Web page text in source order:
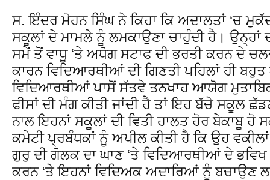
ਸ. ਇੰਦਰ ਮੋਹਨ ਸਿੰਘ ਨੇ ਕਿਹਾ ਕਿ ਅਦਾਲਤਾਂ ‘ਚ
ਸਕੂਲਾਂ ਦੇ ਮਾਮਲੇ ਨੂੰ ਲਮਕਾਉਣਾ ਚਾਹੁੰਦੀ ਹੈ। ਉਨ੍ਹਾਂ
ਸਮੇਂ ਤੋਂ ਵਾਧੂ ‘ਤੇ ਅਧੋਗ ਸਟਾਫ ਦੀ ਭਰਤੀ ਕਰਨ ਦੇ
ਕਾਰਨ ਵਿਦਿਆਰਥੀਆਂ ਦੀ ਗਿਣਤੀ ਪਹਿਲਾਂ ਹੀ
ਵਿਦਿਆਰਥੀਆਂ ਪਾਸੋਂ ਸੱਤਵੇ ਤਨਖਾਹ ਆਯੋਗ
ਫੀਸਾਂ ਦੀ ਮੰਗ ਕੀਤੀ ਜਾਂਦੀ ਹੈ ਤਾਂ ਇਹ ਬੱਚੇ ਸਕੂਲ
ਨਾਲ ਇਹਨਾਂ ਸਕੂਲਾਂ ਦੀ ਵਿਤੀ ਹਾਲਤ ਹੋਰ ਬੇਕਾਬੂ
ਕਮੇਟੀ ਪ੍ਰਬੰਧਕਾਂ ਨੂੰ ਅਪੀਲ ਕੀਤੀ ਹੈ ਕਿ ਉਹ
ਗੁਰੁ ਦੀ ਗੋਲਕ ਦਾ ਘਾਣ ‘ਤੇ ਵਿਦਿਆਰਥੀਆਂ ਦੇ
ਕਰਨ ‘ਤੇ ਇਹਨਾਂ ਵਿਦਿਅਕ ਅਦਾਰਿਆਂ ਨੂੰ ਬਚਾਉਣ